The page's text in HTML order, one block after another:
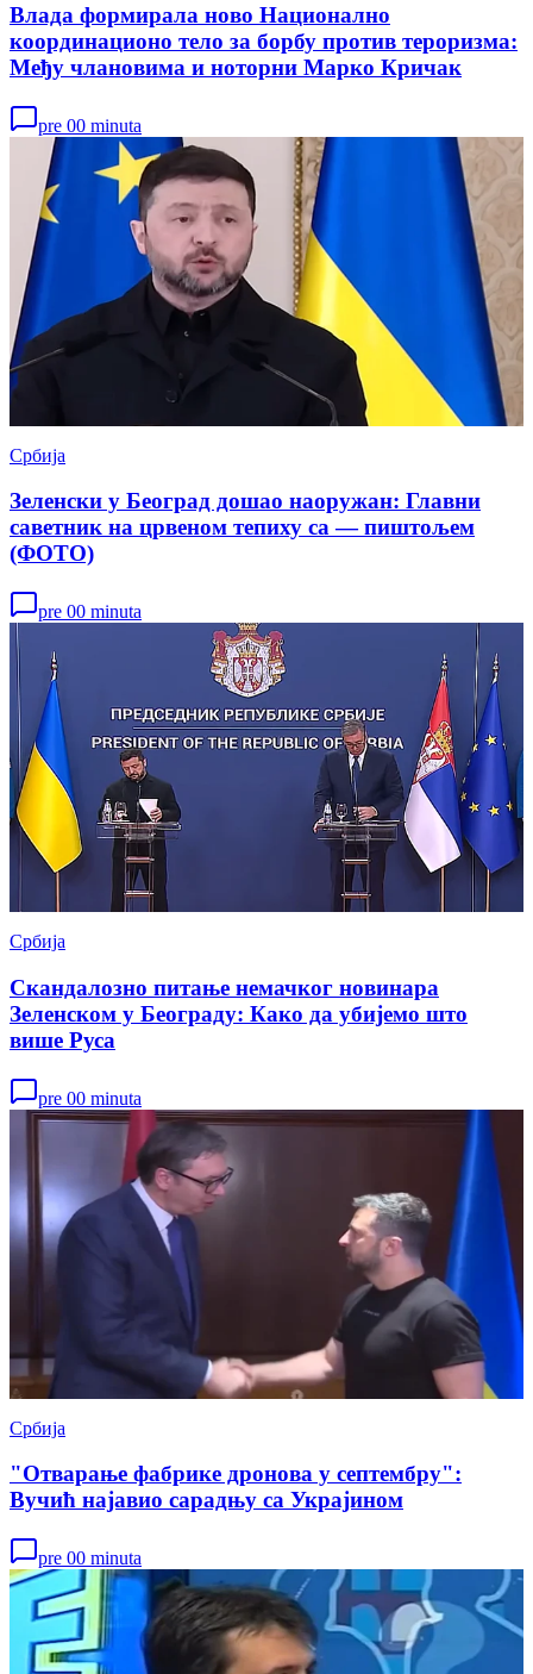
Влада формирала ново Национално
координационо тело за борбу против тероризма:
Међу члановима и ноторни Марко Кричак
pre 00 minuta
Србија
Зеленски у Београд дошао наоружан: Главни
саветник на црвеном тепиху са — пиштољем
(ФОТО)
pre 00 minuta
Србија
Скандалозно питање немачког новинара
Зеленском у Београду: Како да убијемо што
више Руса
pre 00 minuta
Србија
"Отварање фабрике дронова у септембру":
Вучић најавио сарадњу са Украјином
pre 00 minuta